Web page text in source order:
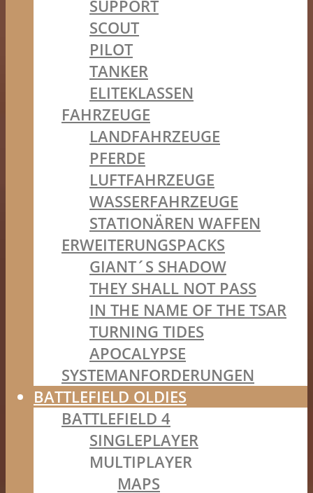
SUPPORT
SCOUT
PILOT
TANKER
ELITEKLASSEN
FAHRZEUGE
LANDFAHRZEUGE
PFERDE
LUFTFAHRZEUGE
WASSERFAHRZEUGE
STATIONÄREN WAFFEN
ERWEITERUNGSPACKS
GIANT´S SHADOW
THEY SHALL NOT PASS
IN THE NAME OF THE TSAR
TURNING TIDES
APOCALYPSE
SYSTEMANFORDERUNGEN
BATTLEFIELD OLDIES
BATTLEFIELD 4
SINGLEPLAYER
MULTIPLAYER
MAPS